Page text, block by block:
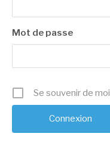
Mot de passe
Se souvenir de moi